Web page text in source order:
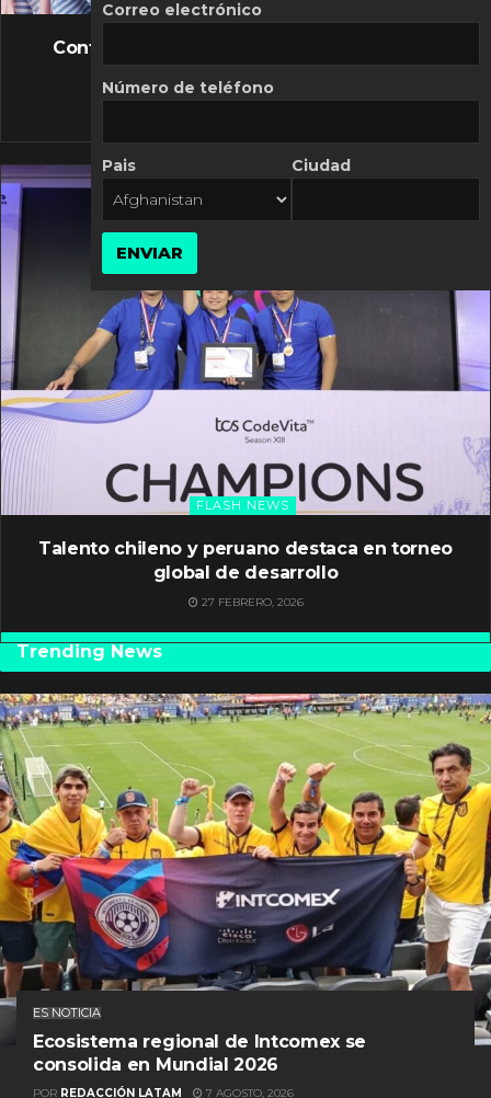
FLASH NEWS
Controversia de Mercado Libre por costos
10 MARZO, 2026
FLASH NEWS
Talento chileno y peruano destaca en torneo
global de desarrollo
27 FEBRERO, 2026
Trending News
ES NOTICIA
Ecosistema regional de Intcomex se
consolida en Mundial 2026
POR REDACCIÓN LATAM 7 AGOSTO, 2026
Correo electrónico
Número de teléfono
Pais Ciudad
ENVIAR